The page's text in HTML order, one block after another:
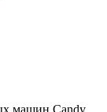
машин Candy